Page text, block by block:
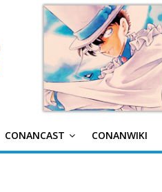
CONANCAST CONANWIKI